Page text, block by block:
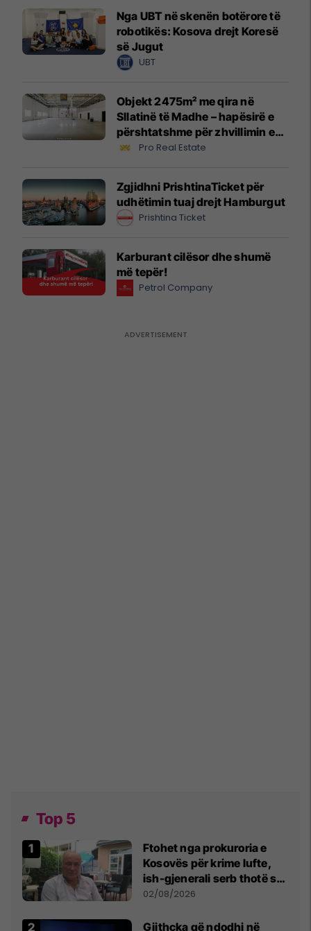
Nga UBT në skenën botërore të
robotikës: Kosova drejt Koresë
së Jugut
UBT
Objekt 2475m² me qira në
Sllatinë të Madhe – hapësirë e
përshtatshme për zhvillimin e
biznesit #16068
Pro Real Estate
Zgjidhni PrishtinaTicket për
udhëtimin tuaj drejt Hamburgut
Prishtina Ticket
Karburant cilësor dhe shumë
më tepër!
Petrol Company
Top 5
Ftohet nga prokuroria e
Kosovës për krime lufte,
ish-gjenerali serb thotë se
dikush e tradhtoi në
02/08/2026
Gjithçka që ndodhi në